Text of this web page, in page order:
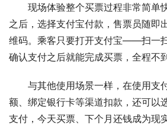
现场体验整个买票过程非常简单
之后，选择支付宝付款，售票员随即
维码。乘客只要打开支付宝——扫一
确认支付之后就能完成买票，全程不
与其他使用场景一样，在使用支
额、绑定银行卡等渠道扣款，还可以
支付，今天买票、下个月还钱成为现